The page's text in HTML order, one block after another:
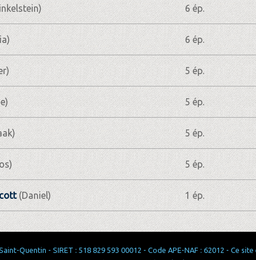
6 ép.
6 ép.
5 ép.
5 ép.
5 ép.
5 ép.
(Daniel) 1 ép.
Quentin - SIRET : 518 829 593 00012 - Code APE-NAF : 62012 - Ce site